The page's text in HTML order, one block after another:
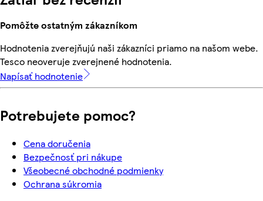
Pomôžte ostatným zákazníkom
Hodnotenia zverejňujú naši zákazníci priamo na našom webe.
Tesco neoveruje zverejnené hodnotenia.
Napísať hodnotenie
Potrebujete pomoc?
Cena doručenia
Bezpečnosť pri nákupe
Všeobecné obchodné podmienky
Ochrana súkromia